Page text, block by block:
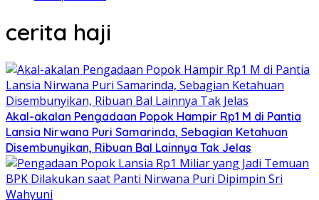
cerita haji
Akal-akalan Pengadaan Popok Hampir Rp1 M di Pantia
Lansia Nirwana Puri Samarinda, Sebagian Ketahuan
Disembunyikan, Ribuan Bal Lainnya Tak Jelas